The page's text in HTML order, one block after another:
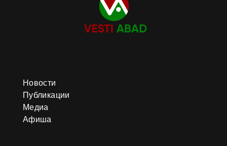
Новости
Публикации
Медиа
Афиша